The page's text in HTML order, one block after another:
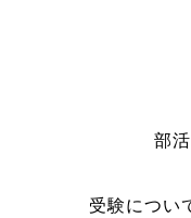
部
受験につい